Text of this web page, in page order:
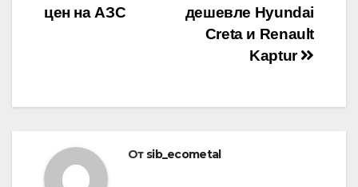
дешевле Hyundai
Creta и Renault
Kaptur
цен на АЗС
От sib_ecometal